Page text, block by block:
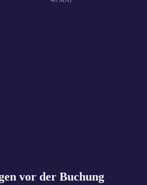
vor der Buchung